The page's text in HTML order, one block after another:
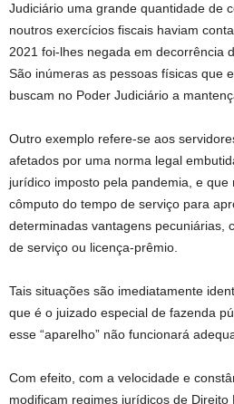
Judiciário uma grande quantidade de
noutros exercícios fiscais haviam
2021 foi-lhes negada em decorrência
São inúmeras as pessoas físicas que
buscam no Poder Judiciário a
Outro exemplo refere-se aos
afetados por uma norma legal
jurídico imposto pela pandemia, e
cômputo do tempo de serviço para
determinadas vantagens pecuniárias,
de serviço ou licença-prêmio.
Tais situações são imediatamente
que é o juizado especial de fazenda
esse “aparelho” não funcionará
Com efeito, com a velocidade e
modificam regimes jurídicos de